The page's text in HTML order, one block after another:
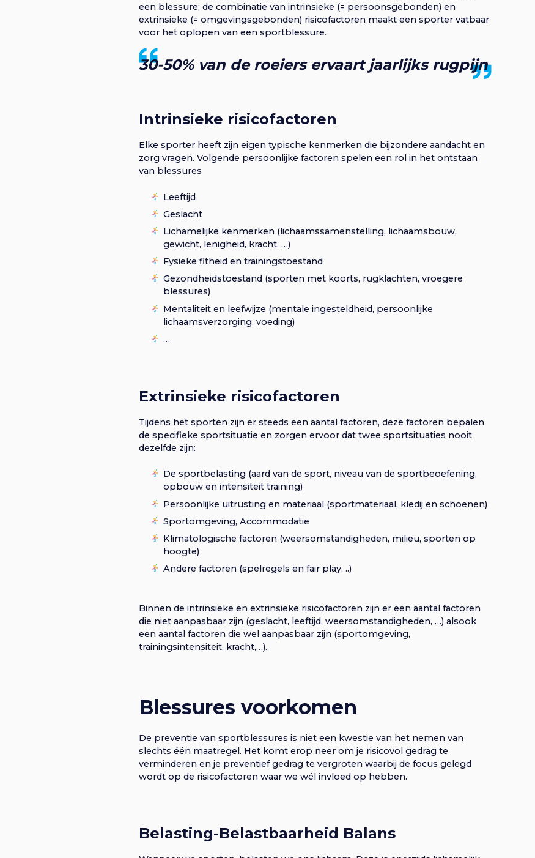
een blessure; de combinatie van intrinsieke (= persoonsgebonden) en
extrinsieke (= omgevingsgebonden) risicofactoren maakt een sporter vatbaar
voor het oplopen van een sportblessure.
30-50% van de roeiers ervaart jaarlijks rugpijn
Intrinsieke risicofactoren
Elke sporter heeft zijn eigen typische kenmerken die bijzondere aandacht en
zorg vragen. Volgende persoonlijke factoren spelen een rol in het ontstaan
van blessures
Leeftijd
Geslacht
Lichamelijke kenmerken (lichaamssamenstelling, lichaamsbouw,
gewicht, lenigheid, kracht, …)
Fysieke fitheid en trainingstoestand
Gezondheidstoestand (sporten met koorts, rugklachten, vroegere
blessures)
Mentaliteit en leefwijze (mentale ingesteldheid, persoonlijke
lichaamsverzorging, voeding)
…
Extrinsieke risicofactoren
Tijdens het sporten zijn er steeds een aantal factoren, deze factoren bepalen
de specifieke sportsituatie en zorgen ervoor dat twee sportsituaties nooit
dezelfde zijn:
De sportbelasting (aard van de sport, niveau van de sportbeoefening,
opbouw en intensiteit training)
Persoonlijke uitrusting en materiaal (sportmateriaal, kledij en schoenen)
Sportomgeving, Accommodatie
Klimatologische factoren (weersomstandigheden, milieu, sporten op
hoogte)
Andere factoren (spelregels en fair play, ..)
Binnen de intrinsieke en extrinsieke risicofactoren zijn er een aantal factoren
die niet aanpasbaar zijn (geslacht, leeftijd, weersomstandigheden, …) alsook
een aantal factoren die wel aanpasbaar zijn (sportomgeving,
trainingsintensiteit, kracht,…).
Blessures voorkomen
De preventie van sportblessures is niet een kwestie van het nemen van
slechts één maatregel. Het komt erop neer om je risicovol gedrag te
verminderen en je preventief gedrag te vergroten waarbij de focus gelegd
wordt op de risicofactoren waar we wél invloed op hebben.
Belasting-Belastbaarheid Balans